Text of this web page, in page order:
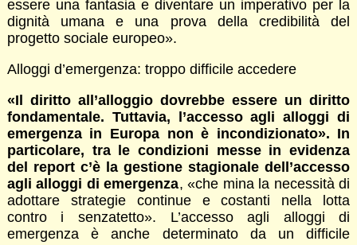
essere una fantasia e diventare un imperativo per la
dignità umana e una prova della credibilità del
progetto sociale europeo».
Alloggi d’emergenza: troppo difficile accedere
«Il diritto all’alloggio dovrebbe essere un diritto
fondamentale. Tuttavia, l’accesso agli alloggi di
emergenza in Europa non è incondizionato». In
particolare, tra le condizioni messe in evidenza
del report c’è la gestione stagionale dell’accesso
agli alloggi di emergenza, «che mina la necessità di
adottare strategie continue e costanti nella lotta
contro i senzatetto». L’accesso agli alloggi di
emergenza è anche determinato da un difficile